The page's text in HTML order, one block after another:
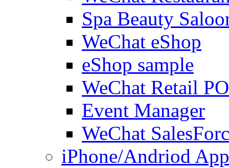
Spa Beauty
WeChat eShop
eShop sample
WeChat Retail
Event Manager
WeChat
iPhone/Andriod